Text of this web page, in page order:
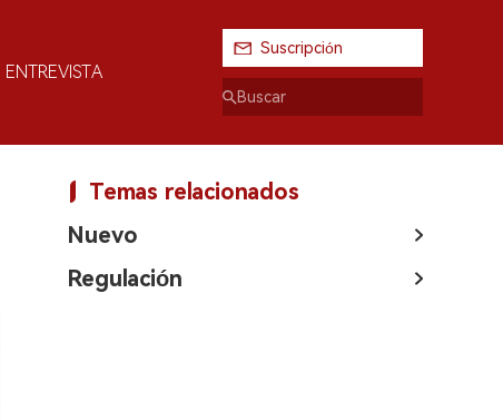
ENTREVISTA
Suscripción
Temas relacionados
Nuevo
Regulación